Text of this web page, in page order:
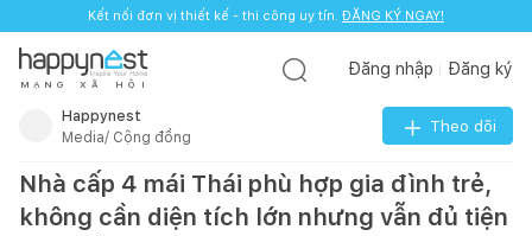
Kết nối đơn vị thiết kế - thi công uy tín. ĐĂNG KÝ NGAY!
M Ạ N G X Ã H Ộ I
Đăng nhập Đăng ký
Happynest
Media/ Cộng đồng
Theo dõi
Nhà cấp 4 mái Thái phù hợp gia đình trẻ,
không cần diện tích lớn nhưng vẫn đủ tiện